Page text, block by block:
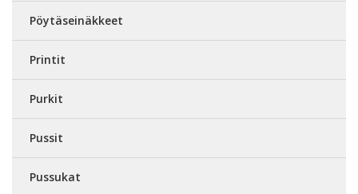
Pöytäseinäkkeet
Printit
Purkit
Pussit
Pussukat